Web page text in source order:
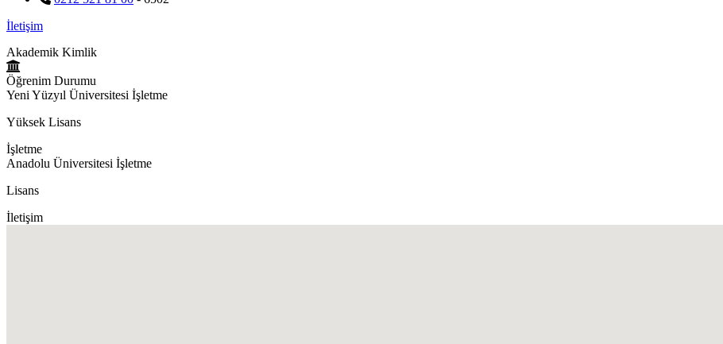
İletişim
Akademik Kimlik
Öğrenim Durumu
Yeni Yüzyıl Üniversitesi İşletme
Yüksek Lisans
İşletme
Anadolu Üniversitesi İşletme
Lisans
İletişim